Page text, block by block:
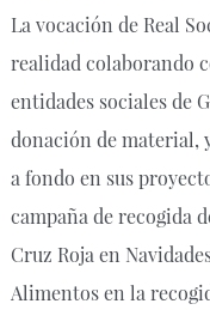
La vocación de Real
realidad colaborando
entidades sociales de
donación de material,
a fondo en sus
campaña de recogida
Cruz Roja en
Alimentos en la